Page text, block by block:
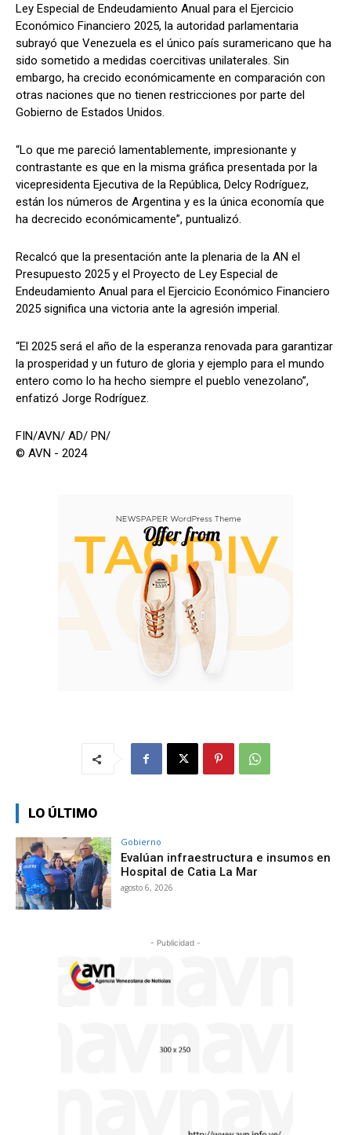
Ley Especial de Endeudamiento Anual para el Ejercicio
Económico Financiero 2025, la autoridad parlamentaria
subrayó que Venezuela es el único país suramericano que ha
sido sometido a medidas coercitivas unilaterales. Sin
embargo, ha crecido económicamente en comparación con
otras naciones que no tienen restricciones por parte del
Gobierno de Estados Unidos.
“Lo que me pareció lamentablemente, impresionante y
contrastante es que en la misma gráfica presentada por la
vicepresidenta Ejecutiva de la República, Delcy Rodríguez,
están los números de Argentina y es la única economía que
ha decrecido económicamente”, puntualizó.
Recalcó que la presentación ante la plenaria de la AN el
Presupuesto 2025 y el Proyecto de Ley Especial de
Endeudamiento Anual para el Ejercicio Económico Financiero
2025 significa una victoria ante la agresión imperial.
“El 2025 será el año de la esperanza renovada para garantizar
la prosperidad y un futuro de gloria y ejemplo para el mundo
entero como lo ha hecho siempre el pueblo venezolano”,
enfatizó Jorge Rodríguez.
FIN/AVN/ AD/ PN/
© AVN - 2024
LO ÚLTIMO
Gobierno
Evalúan infraestructura e insumos en
Hospital de Catia La Mar
agosto 6, 2026
- Publicidad -